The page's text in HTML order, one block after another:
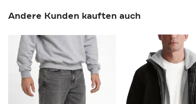
Andere Kunden kauften auch